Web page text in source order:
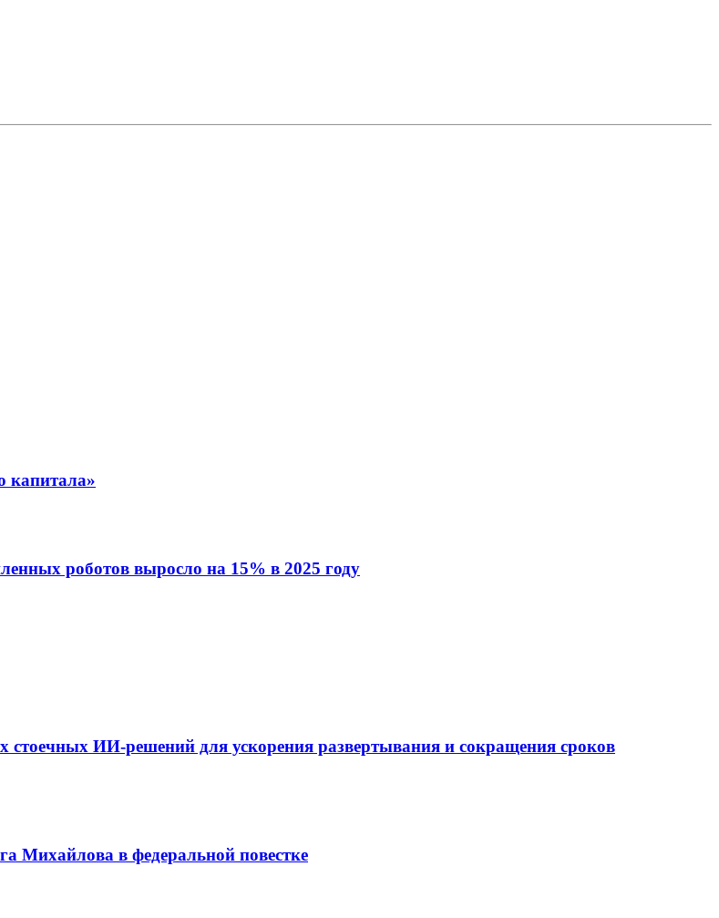
капитала»
роботов выросло на 15% в 2025 году
ИИ-решений для ускорения развертывания и сокращения сроков
Михайлова в федеральной повестке